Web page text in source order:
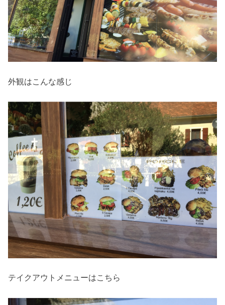
外観はこんな感じ
テイクアウトメニューはこちら